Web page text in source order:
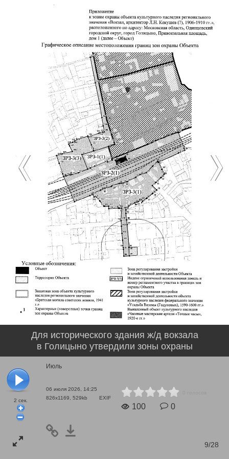
2 сек.
Июль
06 июля 2026, 14:25
826x1169, 529kb
EXIF
100 0
9/28
Для исторического здания ж/д вокзала
в Голицыно утвердили зоны охраны